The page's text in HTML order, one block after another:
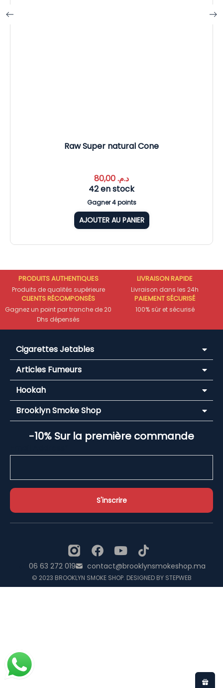
Raw Super natural Cone
د.م.
42 en stock
Gagner 4 points
AJOUTER AU PANIER
PRODUITS AUTHENTIQUES
Produits de qualités supérieure
LIVRAISON RAPIDE
Livraison dans les 24h
CLIENTS RÉCOMPONSÉS
Gagnez un point par tranche de 20
Dhs dépensés
PAIEMENT SÉCURISÉ
100% sûr et sécurisé
Cigarettes Jetables
Articles Fumeurs
Hookah
Brooklyn Smoke Shop
-10% Sur la première commande
© 2023 BROOKLYN SMOKE SHOP. DESIGNED BY STEPWEB
06 63 272 019 contact@brooklynsmokeshop.ma